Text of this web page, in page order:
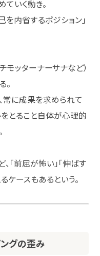
ていく動き。
を内省するポジション」
モッターナーサナなど）
。
常に成果を求められて
とること自体が心理的
「前屈が怖い」「伸ばす
ケースもあるという。
グの歪み